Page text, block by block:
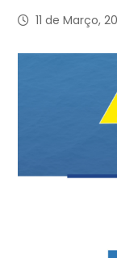
11 de Março,